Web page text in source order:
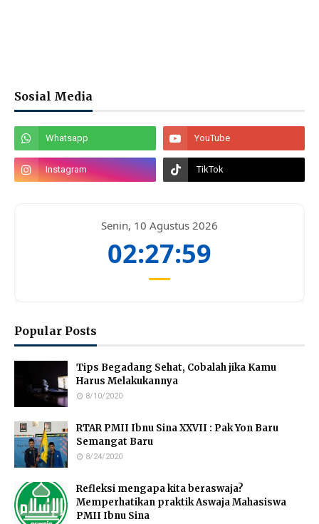
Sosial Media
Senin, 10 Agustus 2026
02:28:00
Popular Posts
Tips Begadang Sehat, Cobalah jika Kamu
Harus Melakukannya
8/10/2020
RTAR PMII Ibnu Sina XXVII : Pak Yon Baru
Semangat Baru
8/24/2020
Refleksi mengapa kita beraswaja?
Memperhatikan praktik Aswaja Mahasiswa
PMII Ibnu Sina